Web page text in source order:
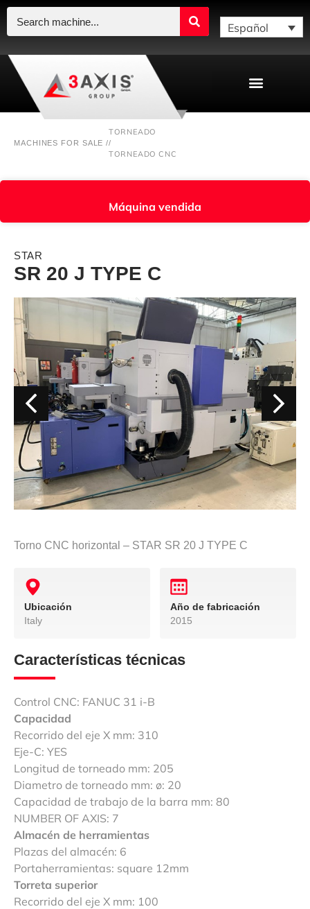
Español
MACHINES FOR SALE /
TORNEADO
/
TORNEADO CNC
Máquina vendida
STAR
SR 20 J TYPE C
Torno CNC horizontal – STAR SR 20 J TYPE C
Ubicación
Italy
Año de fabricación
2015
Características técnicas
Control CNC: FANUC 31 i-B
Capacidad
Recorrido del eje X mm: 310
Eje-C: YES
Longitud de torneado mm: 205
Diametro de torneado mm: ø: 20
Capacidad de trabajo de la barra mm: 80
NUMBER OF AXIS: 7
Almacén de herramientas
Plazas del almacén: 6
Portaherramientas: square 12mm
Torreta superior
Recorrido del eje X mm: 100